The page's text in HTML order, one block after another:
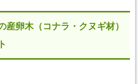
産卵木（コナラ・クヌギ材）